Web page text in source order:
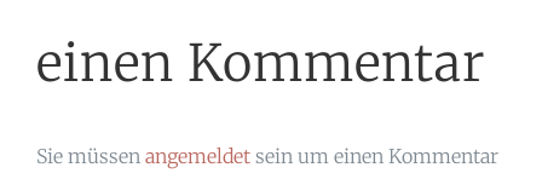
einen Kommentar
Sie müssen angemeldet sein um einen Kommentar